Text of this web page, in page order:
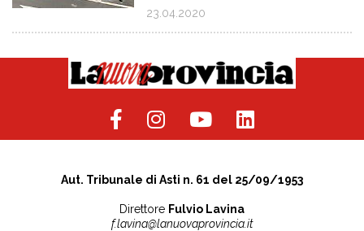
23.04.2020
Aut. Tribunale di Asti n. 61 del 25/09/1953
Direttore Fulvio Lavina
f.lavina@lanuovaprovincia.it